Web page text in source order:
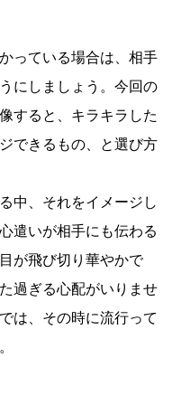
っている場合は、相手
にしましょう。今回の
すると、キラキラした
できるもの、と選び方
中、それをイメージし
遣いが相手にも伝わる
が飛び切り華やかで
過ぎる心配がいりませ
は、その時に流行って